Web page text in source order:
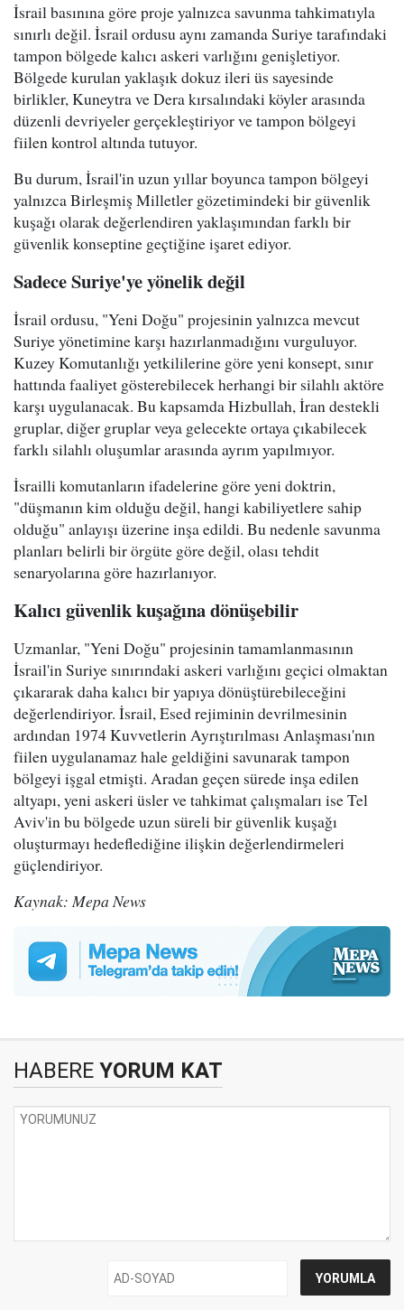
İsrail basınına göre proje yalnızca savunma tahkimatıyla
sınırlı değil. İsrail ordusu aynı zamanda Suriye tarafındaki
tampon bölgede kalıcı askeri varlığını genişletiyor.
Bölgede kurulan yaklaşık dokuz ileri üs sayesinde
birlikler, Kuneytra ve Dera kırsalındaki köyler arasında
düzenli devriyeler gerçekleştiriyor ve tampon bölgeyi
fiilen kontrol altında tutuyor.
Bu durum, İsrail'in uzun yıllar boyunca tampon bölgeyi
yalnızca Birleşmiş Milletler gözetimindeki bir güvenlik
kuşağı olarak değerlendiren yaklaşımından farklı bir
güvenlik konseptine geçtiğine işaret ediyor.
Sadece Suriye'ye yönelik değil
İsrail ordusu, "Yeni Doğu" projesinin yalnızca mevcut
Suriye yönetimine karşı hazırlanmadığını vurguluyor.
Kuzey Komutanlığı yetkililerine göre yeni konsept, sınır
hattında faaliyet gösterebilecek herhangi bir silahlı aktöre
karşı uygulanacak. Bu kapsamda Hizbullah, İran destekli
gruplar, diğer gruplar veya gelecekte ortaya çıkabilecek
farklı silahlı oluşumlar arasında ayrım yapılmıyor.
İsrailli komutanların ifadelerine göre yeni doktrin,
"düşmanın kim olduğu değil, hangi kabiliyetlere sahip
olduğu" anlayışı üzerine inşa edildi. Bu nedenle savunma
planları belirli bir örgüte göre değil, olası tehdit
senaryolarına göre hazırlanıyor.
Kalıcı güvenlik kuşağına dönüşebilir
Uzmanlar, "Yeni Doğu" projesinin tamamlanmasının
İsrail'in Suriye sınırındaki askeri varlığını geçici olmaktan
çıkararak daha kalıcı bir yapıya dönüştürebileceğini
değerlendiriyor. İsrail, Esed rejiminin devrilmesinin
ardından 1974 Kuvvetlerin Ayrıştırılması Anlaşması'nın
fiilen uygulanamaz hale geldiğini savunarak tampon
bölgeyi işgal etmişti. Aradan geçen sürede inşa edilen
altyapı, yeni askeri üsler ve tahkimat çalışmaları ise Tel
Aviv'in bu bölgede uzun süreli bir güvenlik kuşağı
oluşturmayı hedeflediğine ilişkin değerlendirmeleri
güçlendiriyor.
Kaynak: Mepa News
HABERE YORUM KAT